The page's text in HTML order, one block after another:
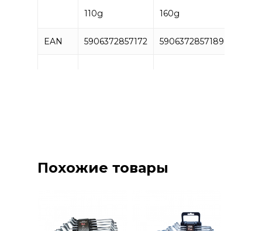
110g 160g
EAN 5906372857172 5906372857189
Похожие товары